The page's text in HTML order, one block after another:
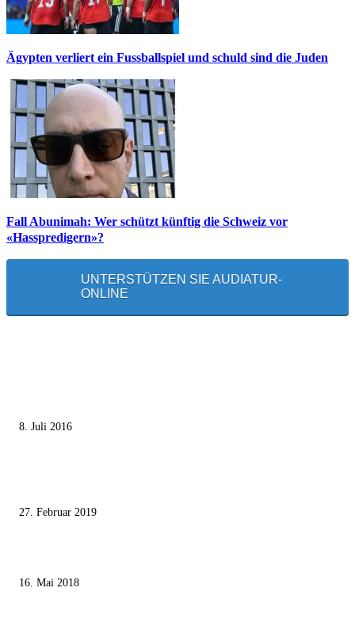
Ägypten verliert ein Fussballspiel und schuld sind die Juden
Fall Abunimah: Wer schützt künftig die Schweiz vor
«Hasspredigern»?
UNTERSTÜTZEN SIE AUDIATUR-
ONLINE
8. Juli 2016
27. Februar 2019
16. Mai 2018